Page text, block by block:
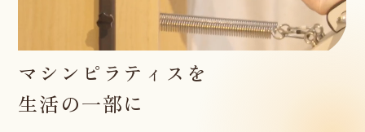
マシンピラティスを
生活の一部に